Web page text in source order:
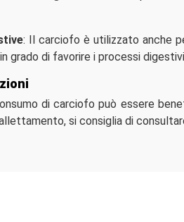
: Il carciofo è utilizzato anche
grado di favorire i processi
di carciofo può essere
si consiglia di